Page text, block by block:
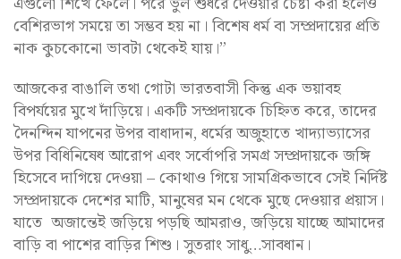
বেশিরভাগ সময়ে তা সম্ভব হয় না। বিশেষ ধর্ম বা সম্প্রদায়ের প্রতি
নাক কুচকোনো ভাবটা থেকেই যায়।”
আজকের বাঙালি তথা গোটা ভারতবাসী কিন্তু এক ভয়াবহ
বিপর্যয়ের মুখে দাঁড়িয়ে। একটি সম্প্রদায়কে চিহ্নিত করে, তাদের
দৈনন্দিন যাপনের উপর বাধাদান, ধর্মের অজুহাতে খাদ্যাভ্যাসের
উপর বিধিনিষেধ আরোপ এবং সর্বোপরি সমগ্র সম্প্রদায়কে জঙ্গি
হিসেবে দাগিয়ে দেওয়া – কোথাও গিয়ে সামগ্রিকভাবে সেই নির্দিষ্ট
সম্প্রদায়কে দেশের মাটি, মানুষের মন থেকে মুছে দেওয়ার প্রয়াস।
যাতে অজান্তেই জড়িয়ে পড়ছি আমরাও, জড়িয়ে যাচ্ছে আমাদের
বাড়ি বা পাশের বাড়ির শিশু। সুতরাং সাধু…সাবধান।